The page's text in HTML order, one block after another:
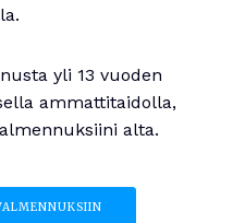
yli 13 vuoden
ammattitaidolla,
alta.